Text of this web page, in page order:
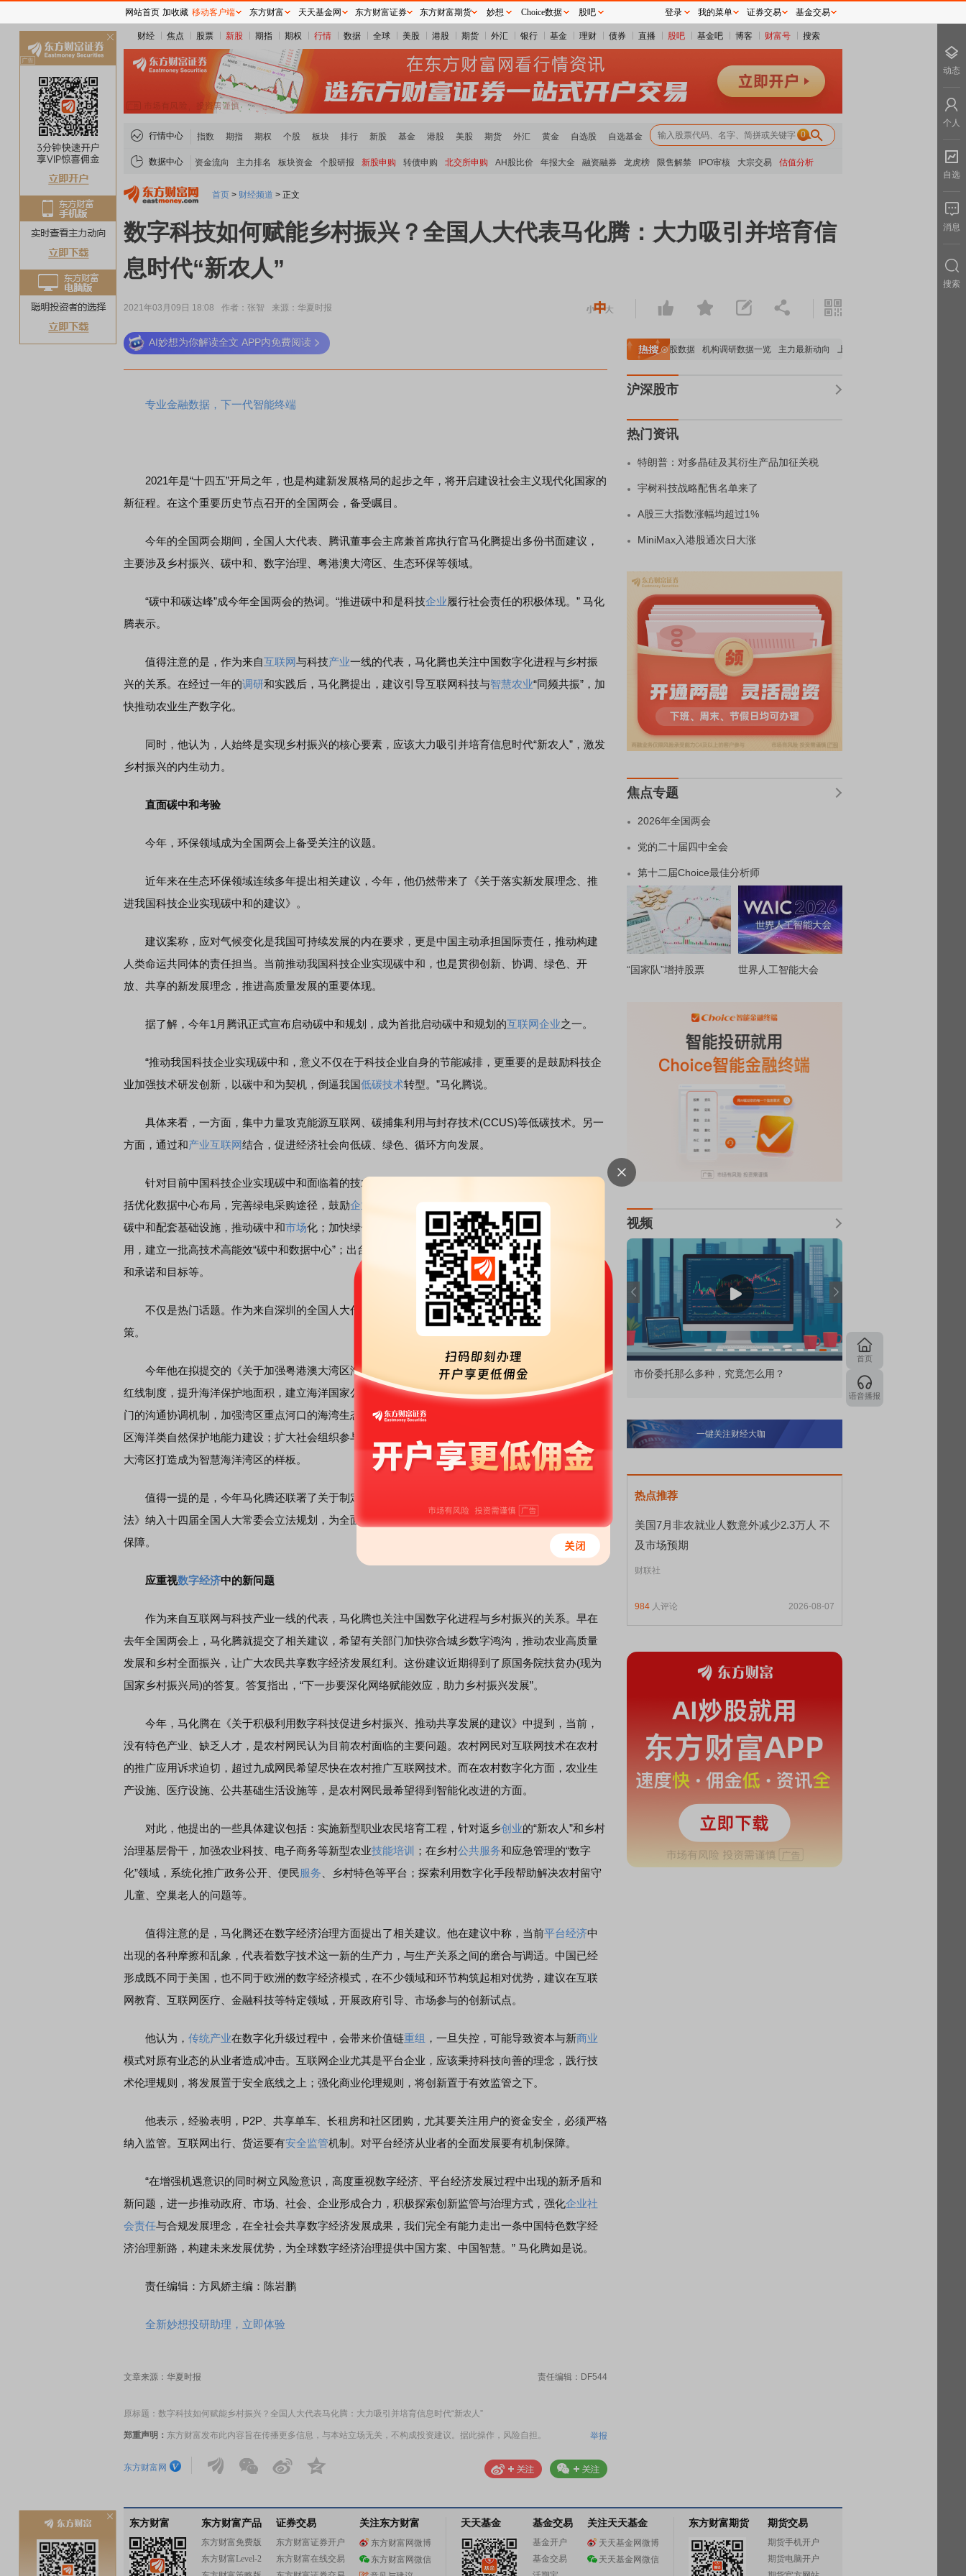
财经 焦点 股票 新股 期指 期权 行情 数据 全球 美股 港股 期货 外汇 银行 基金 理财 债券 直播 股吧 基金吧 博客 财富号 搜索
行情中心 指数 期指 期权 个股 板块 排行 新股 基金 港股 美股 期货 外汇 黄金 自选股 自选基金 0
数据中心 资金流向 主力排名 板块资金 个股研报 新股申购 转债申购 北交所申购 AH股比价 年报大全 融资融券 龙虎榜 限售解禁 IPO审核 大宗交易 估值分析
首页 > 财经频道 > 正文
数字科技如何赋能乡村振兴？全国人大代表马化腾：大力吸引并培育信
息时代“新农人”
2021年03月09日 18:08 作者：张智 来源：华夏时报
AI妙想为你解读全文 APP内免费阅读
专业金融数据，下一代智能终端
2021年是“十四五”开局之年，也是构建新发展格局的起步之年，将开启建设社会主义现代化国家的
新征程。在这个重要历史节点召开的全国两会，备受瞩目。
今年的全国两会期间，全国人大代表、腾讯董事会主席兼首席执行官马化腾提出多份书面建议，
主要涉及乡村振兴、碳中和、数字治理、粤港澳大湾区、生态环保等领域。
“碳中和碳达峰”成今年全国两会的热词。“推进碳中和是科技企业履行社会责任的积极体现。” 马化
腾表示。
值得注意的是，作为来自互联网与科技产业一线的代表，马化腾也关注中国数字化进程与乡村振
兴的关系。在经过一年的调研和实践后，马化腾提出，建议引导互联网科技与智慧农业“同频共振”，加
快推动农业生产数字化。
同时，他认为，人始终是实现乡村振兴的核心要素，应该大力吸引并培育信息时代“新农人”，激发
乡村振兴的内生动力。
直面碳中和考验
今年，环保领域成为全国两会上备受关注的议题。
近年来在生态环保领域连续多年提出相关建议，今年，他仍然带来了《关于落实新发展理念、推
进我国科技企业实现碳中和的建议》。
建议案称，应对气候变化是我国可持续发展的内在要求，更是中国主动承担国际责任，推动构建
人类命运共同体的责任担当。当前推动我国科技企业实现碳中和，也是贯彻创新、协调、绿色、开
放、共享的新发展理念，推进高质量发展的重要体现。
据了解，今年1月腾讯正式宣布启动碳中和规划，成为首批启动碳中和规划的互联网企业之一。
“推动我国科技企业实现碳中和，意义不仅在于科技企业自身的节能减排，更重要的是鼓励科技企
业加强技术研发创新，以碳中和为契机，倒逼我国低碳技术转型。”马化腾说。
具体来看，一方面，集中力量攻克能源互联网、碳捕集利用与封存技术(CCUS)等低碳技术。另一
方面，通过和产业互联网结合，促进经济社会向低碳、绿色、循环方向发展。
针对目前中国科技企业实现碳中和面临着的技术等方面的挑战，马化腾提出了多项具体建议，包
括优化数据中心布局，完善绿电采购途径，鼓励企业投资
可再生能源项目、分布式能源项目等；搭牢
碳中和配套基础设施，推动碳中和市场化；加快绿色技术研发，推动绿色数据中心等低碳技术创新应
用，建立一批高技术高能效“碳中和数据中心”；出台科技企业碳中和指导意见，鼓励科技企业设立碳中
和承诺和目标等。
不仅是热门话题。作为来自深圳的全国人大代表，马化腾连续多年就粤港澳大湾区建设建言献
策。
今年他在拟提交的《关于加强粤港澳大湾区海洋保护地网络建设的建议》中指出，建议严格落实
红线制度，提升海洋保护地面积，建立海洋国家公园、海洋保护区、海洋公园的保护体系；建立跨部
门的沟通协调机制，加强湾区重点河口的海湾生态系统修复、加强海洋生物多样性保护等；提升大湾
区海洋类自然保护地能力建设；扩大社会组织参与海洋类自然保护地治理；重视科技力量，将粤港澳
大湾区打造成为智慧海洋湾区的样板。
值得一提的是，今年马化腾还联署了关于制定《自然保护地法》的议案，建议将《自然保护地
法》纳入十四届全国人大常委会立法规划，为全面建成中国特色自然保护地体系提供坚强有力的法治
保障。
应重视数字经济中的新问题
作为来自互联网与科技产业一线的代表，马化腾也关注中国数字化进程与乡村振兴的关系。早在
去年全国两会上，马化腾就提交了相关建议，希望有关部门加快弥合城乡数字鸿沟，推动农业高质量
发展和乡村全面振兴，让广大农民共享数字经济发展红利。这份建议近期得到了原国务院扶贫办(现为
国家乡村振兴局)的答复。答复指出，“下一步要深化网络赋能效应，助力乡村振兴发展”。
今年，马化腾在《关于积极利用数字科技促进乡村振兴、推动共享发展的建议》中提到，当前，
没有特色产业、缺乏人才，是农村网民认为目前农村面临的主要问题。农村网民对互联网技术在农村
的推广应用诉求迫切，超过九成网民希望尽快在农村推广互联网技术。而在农村数字化方面，农业生
产设施、医疗设施、公共基础生活设施等，是农村网民最希望得到智能化改进的方面。
对此，他提出的一些具体建议包括：实施新型职业农民培育工程，针对返乡创业的“新农人”和乡村
治理基层骨干，加强农业科技、电子商务等新型农业技能培训 ；在乡村公共服务和应急管理的“数字
化”领域，系统化推广政务公开、便民服务 、乡村特色等平台；探索利用数字化手段帮助解决农村留守
儿童、空巢老人的问题等。
值得注意的是，马化腾还在数字经济治理方面提出了相关建议。他在建议中称，当前平台经济中
出现的各种摩擦和乱象，代表着数字技术这一新的生产力，与生产关系之间的磨合与调适。中国已经
形成既不同于美国，也不同于欧洲的数字经济模式，在不少领域和环节构筑起相对优势，建议在互联
网教育、互联网医疗、金融科技等特定领域，开展政府引导、市场参与的创新试点。
他认为， 传统产业在数字化升级过程中，会带来价值链重组 ，一旦失控，可能导致资本与新商业
模式对原有业态的从业者造成冲击。互联网企业尤其是平台企业，应该秉持科技向善的理念，践行技
术伦理规则，将发展置于安全底线之上；强化商业伦理规则，将创新置于有效监管之下。
他表示，经验表明，P2P、共享单车、长租房和社区团购，尤其要关注用户的资金安全，必须严格
纳入监管。互联网出行、货运要有安全监管机制。对平台经济从业者的全面发展要有机制保障。
“在增强机遇意识的同时树立风险意识，高度重视数字经济、平台经济发展过程中出现的新矛盾和
新问题，进一步推动政府、市场、社会、企业形成合力，积极探索创新监管与治理方式，强化企业社
会责任与合规发展理念，在全社会共享数字经济发展成果，我们完全有能力走出一条中国特色数字经
济治理新路，构建未来发展优势，为全球数字经济治理提供中国方案、中国智慧。” 马化腾如是说。
责任编辑：方凤娇主编：陈岩鹏
全新妙想投研助理，立即体验
文章来源：华夏时报 责任编辑：DF544
原标题：数字科技如何赋能乡村振兴？全国人大代表马化腾：大力吸引并培育信息时代“新农人”
郑重声明： 东方财富发布此内容旨在传播更多信息，与本站立场无关，不构成投资建议。据此操作，风险自担。 举报
东方财富网
稀土板块领涨 重要机构持股数据 机构调研数据一览 主力最新动向 上市公司限售股解禁一览
沪深股市
热门资讯
特朗普：对多晶硅及其衍生产品加征关税
宇树科技战略配售名单来了
A股三大指数涨幅均超过1%
MiniMax入港股通次日大涨
焦点专题
2026年全国两会
党的二十届四中全会
第十二届Choice最佳分析师
“国家队”增持股票 世界人工智能大会
视频
知识通识：从基础认知到特色品种 了解北交所知识 做理性投资者 市价委托那么多种，究竟怎么用？ 北交所顶格打新居然只能中碎股 敢为——比亚迪智能化战
一键关注财经大咖
热点推荐
美国7月非农就业人数意外减少2.3万人 不
及市场预期
财联社
984 人评论 2026-08-07
首页
语音播报
东方财富 东方财富产品
东方财富免费版
东方财富Level-2
证券交易
东方财富证券开户
东方财富在线交易
关注东方财富
东方财富网微博
东方财富网微信
天天基金 基金交易
基金开户
基金交易
关注天天基金
天天基金网微博
天天基金网微信
东方财富期货 期货交易
期货手机开户
期货电脑开户
网站首页 加收藏 移动客户端 东方财富 天天基金网 东方财富证券 东方财富期货 妙想 Choice数据 股吧 登录 我的菜单 证券交易 基金交易
动态
个人
自选
消息
搜索
关